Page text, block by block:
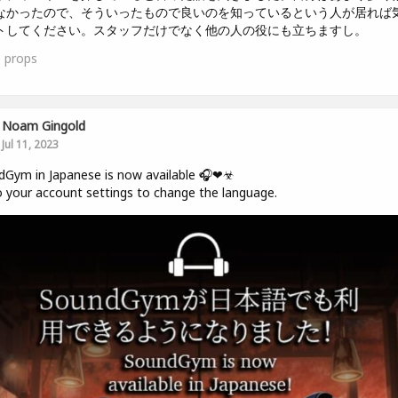
かったので、そういったもので良いのを知っているという人が居れば
してください。スタッフだけでなく他の人の役にも立ちますし。
props
Noam Gingold
Jul 11, 2023
in Japanese is now available 🎧❤☣
your account settings to change the language.